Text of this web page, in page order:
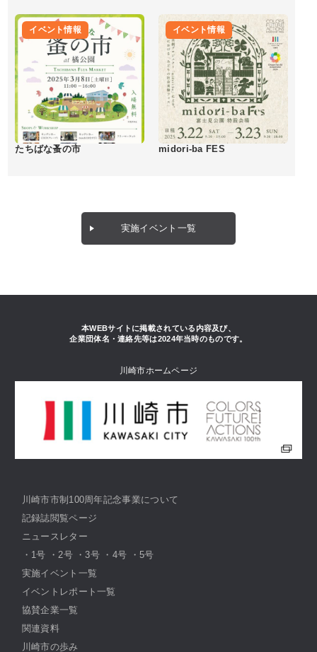
イベント情報
たちばな蚤の市
イベント情報
midori-ba FES
実施イベント一覧
本WEBサイトに掲載されている内容及び、
企業団体名・連絡先等は2024年当時のものです。
川崎市ホームページ
川崎市市制100周年記念事業について
記録誌閲覧ページ
ニュースレター
・ 1号 ・2号・3号 ・ 4号 ・ 5号
実施イベント一覧
イベントレポート一覧
協賛企業一覧
関連資料
川崎市の歩み